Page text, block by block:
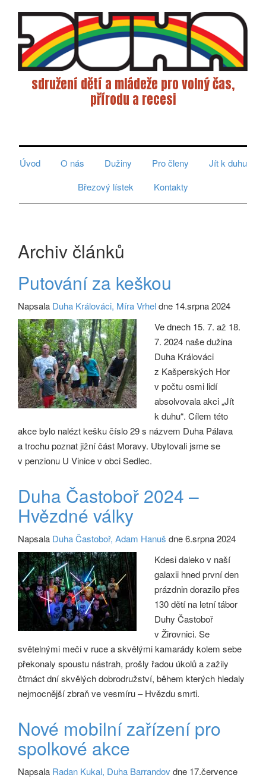
sdružení dětí a mládeže pro volný čas,
přírodu a recesi
Úvod
O nás Dužiny Pro členy
Jít k duhu
Březový lístek
Kontakty
Archiv článků
Putování za keškou
Napsala Duha Králováci, Míra Vrheldne 14.srpna 2024
Ve dnech 15. 7. až 18.
7. 2024 naše dužina
Duha Králováci
z Kašperských Hor
v počtu osmi lidí
absolvovala akci „Jít
k duhu“. Cílem této
akce bylo nalézt kešku číslo 29 s názvem Duha Pálava
a trochu poznat jižní část Moravy. Ubytovali jsme se
v penzionu U Vinice v obci Sedlec.
Duha Častoboř 2024 –
Hvězdné války
Napsala Duha Častoboř, Adam Hanuš dne 6.srpna 2024
Kdesi daleko v naší
galaxii hned první den
prázdnin dorazilo přes
130 dětí na letní tábor
Duhy Častoboř
v Žirovnici. Se
světelnými meči v ruce a skvělými kamarády kolem sebe
překonaly spoustu nástrah, prošly řadou úkolů a zažily
čtrnáct dní skvělých dobrodružství, během kterých hledaly
nejmocnější zbraň ve vesmíru – Hvězdu smrti.
Nové mobilní zařízení pro
spolkové akce
Napsala Radan Kukal, Duha Barrandov dne 17.července